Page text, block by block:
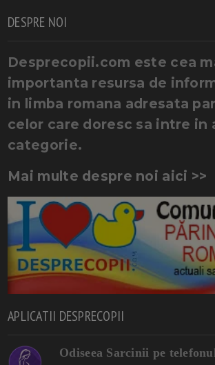
DESPRE NOI
Desprecopii.com este cea
importanta resursa de
in limba romana adresata
celor care doresc sa intre in
categorie.
Mai multe despre noi aici >>
APLICATII DESPRECOPII
Odiseea Sarcinii pe